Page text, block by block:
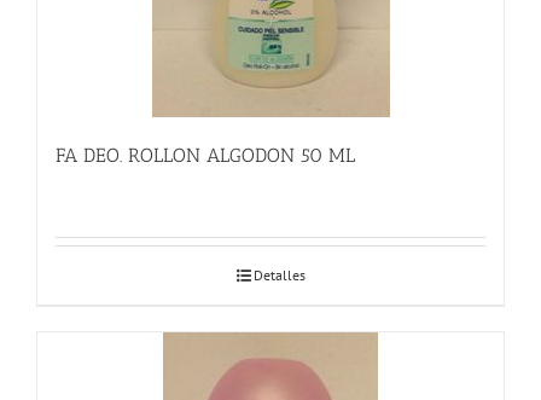
FA DEO. ROLLON ALGODON 50 ML
Detalles